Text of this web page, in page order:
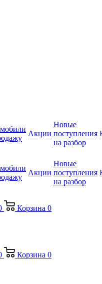
Акции
Новые
поступления
на разбор
Акции
Новые
поступления
на разбор
Корзина 0
Корзина 0